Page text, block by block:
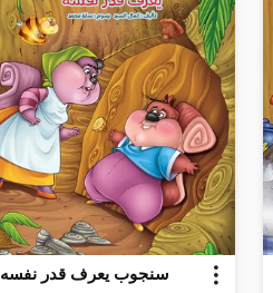
سنجوب يعرف قدر نفسه